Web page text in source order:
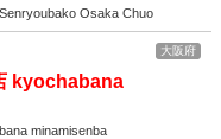
Osaka Chuo
大阪府
kyochabana
minamisenba